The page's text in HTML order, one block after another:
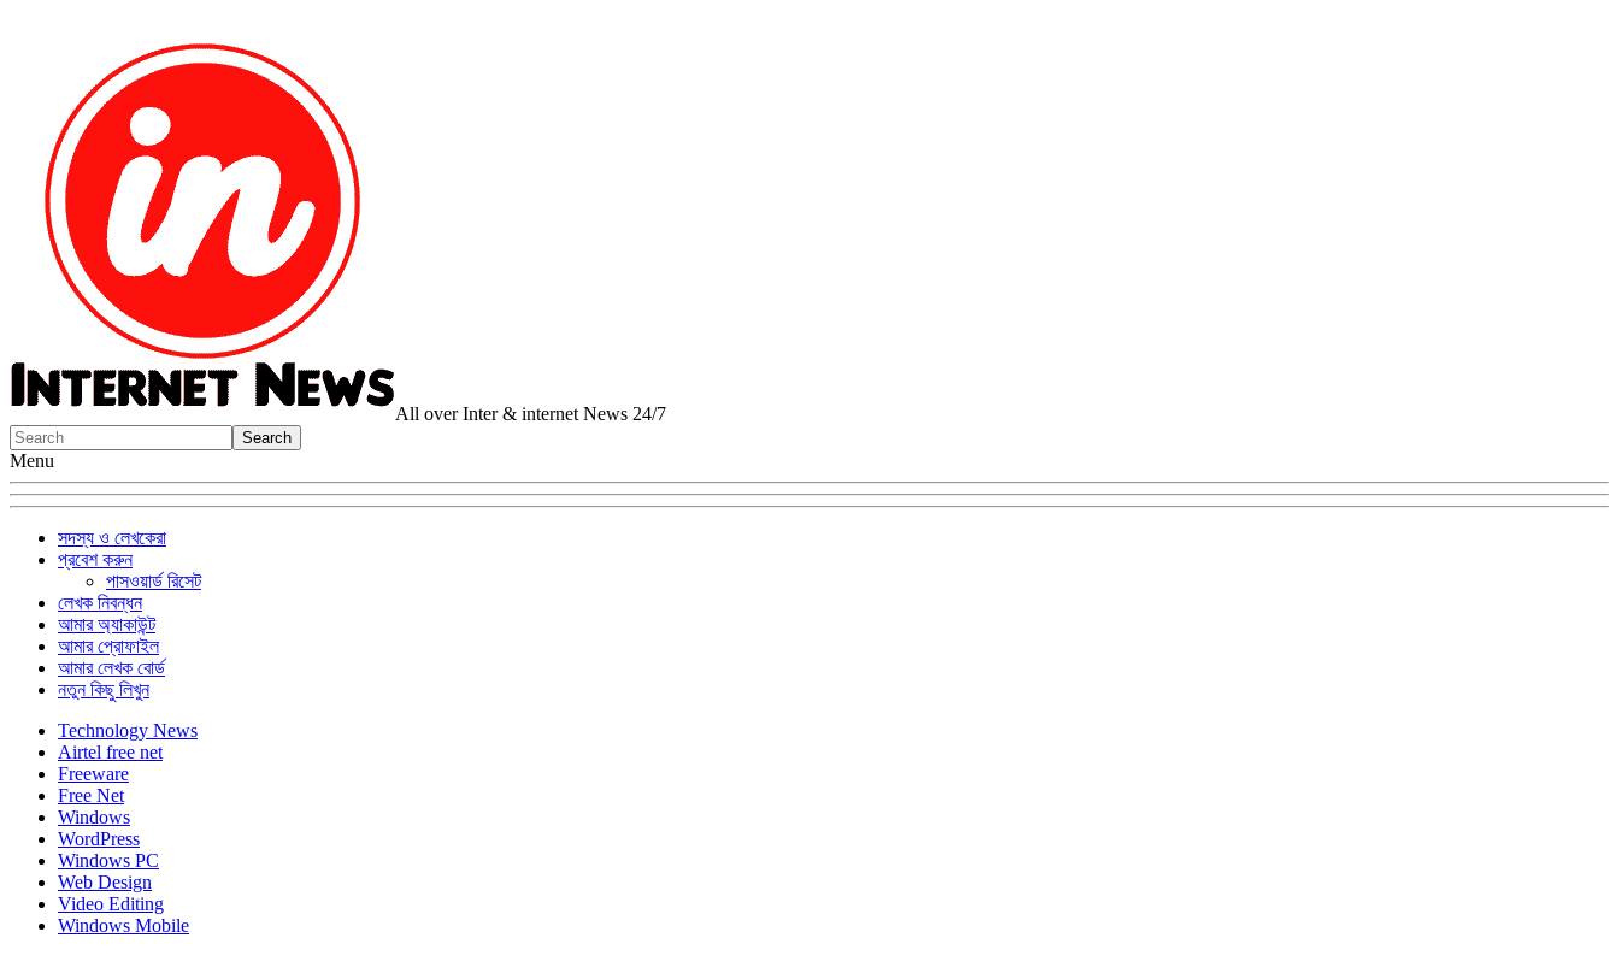
All over Inter & internet News 24/7
Menu
সদস্য ও লেখকেরা
প্রবেশ করুন
পাসওয়ার্ড রিসেট
লেখক নিবন্ধন
আমার অ্যাকাউন্ট
আমার প্রোফাইল
আমার লেখক বোর্ড
নতুন কিছু লিখুন
Technology News
Airtel free net
Freeware
Free Net
Windows
WordPress
Windows PC
Web Design
Video Editing
Windows Mobile